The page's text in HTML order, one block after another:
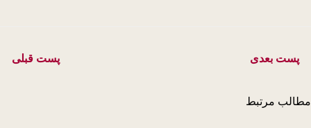
پست قبلی پست بعدی
مرتبط